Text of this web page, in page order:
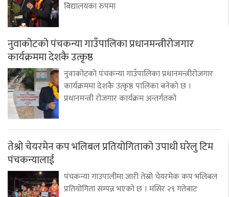
बिद्यालयका रुपमा
नुवाकोटको पंचकन्या गाउँपालिका प्रधानमन्त्रीरोजगार
कार्यक्रममा देशकै उत्कृष्ठ
नुवाकोटको पंचकन्या गाउँपालिका प्रधानमन्त्रीरोजगार
कार्यक्रममा देशकै उत्कृष्ठ पालिका बनेको छ ।
प्रधानमन्त्री रोजगार कार्यक्रम अन्तर्गतको
तेश्रो चेयरमेन कप भलिबल प्रतियोगिताको उपाधी घरेलु टिम
पंचकन्यालाई
पंचकन्या गाउपालीमा जारी तेस्रो चेयरमेक कप भलिबल
प्रतियोगिता सम्पन्न भएको छ । मंसिर २९ गतेबाट